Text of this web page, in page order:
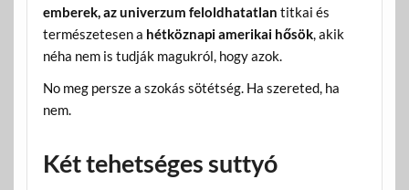
emberek, az univerzum feloldhatatlan titkai és
természetesen a hétköznapi amerikai hősök, akik
néha nem is tudják magukról, hogy azok.
No meg persze a szokás sötétség. Ha szereted, ha
nem.
Két tehetséges suttyó